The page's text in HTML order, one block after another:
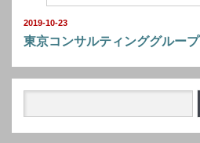
2019-10-23
東京コンサルティンググループ